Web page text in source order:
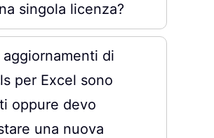
singola licenza?
aggiornamenti di
per Excel sono
oppure devo
una nuova